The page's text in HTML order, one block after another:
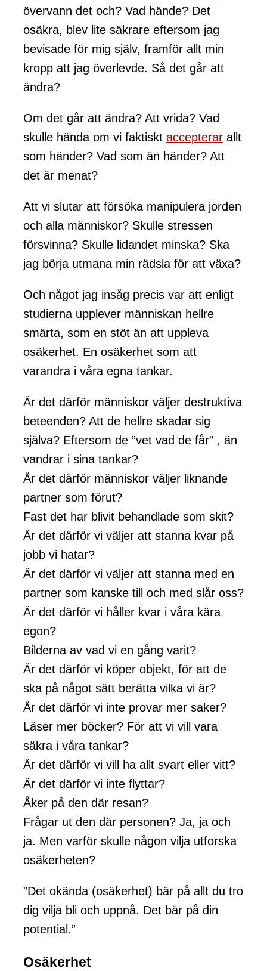
övervann det och? Vad hände? Det
osäkra, blev lite säkrare eftersom jag
bevisade för mig själv, framför allt min
kropp att jag överlevde. Så det går att
ändra?
Om det går att ändra? Att vrida? Vad
skulle hända om vi faktiskt accepterarallt
som händer? Vad som än händer? Att
det är menat?
Att vi slutar att försöka manipulera jorden
och alla människor? Skulle stressen
försvinna? Skulle lidandet minska? Ska
jag börja utmana min rädsla för att växa?
Och något jag insåg precis var att enligt
studierna upplever människan hellre
smärta, som en stöt än att uppleva
osäkerhet. En osäkerhet som att
varandra i våra egna tankar.
Är det därför människor väljer destruktiva
beteenden? Att de hellre skadar sig
själva? Eftersom de ”vet vad de får” , än
vandrar i sina tankar?
Är det därför människor väljer liknande
partner som förut?
Fast det har blivit behandlade som skit?
Är det därför vi väljer att stanna kvar på
jobb vi hatar?
Är det därför vi väljer att stanna med en
partner som kanske till och med slår oss?
Är det därför vi håller kvar i våra kära
egon?
Bilderna av vad vi en gång varit?
Är det därför vi köper objekt, för att de
ska på något sätt berätta vilka vi är?
Är det därför vi inte provar mer saker?
Läser mer böcker? För att vi vill vara
säkra i våra tankar?
Är det därför vi vill ha allt svart eller vitt?
Är det därför vi inte flyttar?
Åker på den där resan?
Frågar ut den där personen? Ja, ja och
ja. Men varför skulle någon vilja utforska
osäkerheten?
”Det okända (osäkerhet) bär på allt du tro
dig vilja bli och uppnå. Det bär på din
potential.”
Osäkerhet